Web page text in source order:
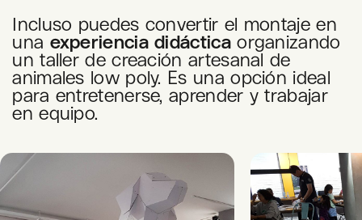
Incluso puedes convertir el montaje en
una experiencia didácticaorganizando
un taller de creación artesanal de
animales low poly. Es una opción ideal
para entretenerse, aprender y trabajar
en equipo.